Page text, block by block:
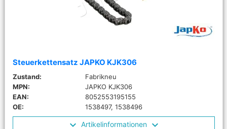
Steuerkettensatz JAPKO KJK306
Zustand:
Fabrikneu
MPN:
JAPKO KJK306
EAN:
8052553195155
OE:
1538497, 1538496
Artikelinformationen